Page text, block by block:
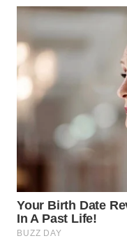
WN
WN
TAPANULI
UTARA
SAMOSIR
PADANG
LAWAS